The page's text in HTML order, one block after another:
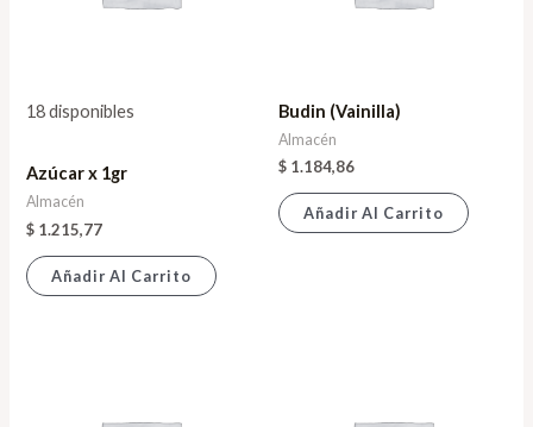
18 disponibles
Azúcar x 1gr
Almacén
$ 1.215,77
Añadir Al Carrito
Budin (Vainilla)
Almacén
$ 1.184,86
Añadir Al Carrito